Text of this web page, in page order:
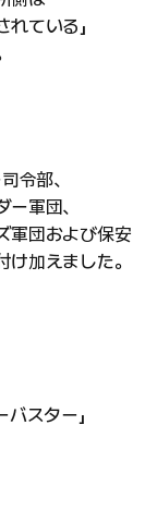
ている」
令部、
軍団、
軍団および保安
加えました。
スター」